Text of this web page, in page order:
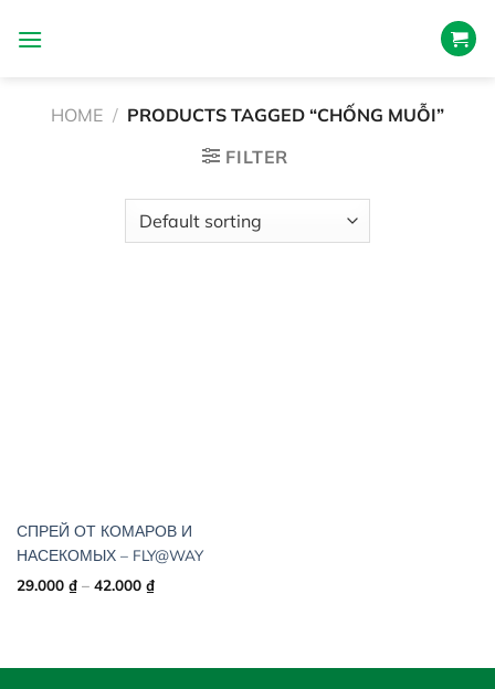
HOME / PRODUCTS TAGGED “CHỐNG MUỖI”
FILTER
СПРЕЙ ОТ КОМАРОВ И
НАСЕКОМЫХ – FLY@WAY
29.000 ₫ – 42.000 ₫Price
range: